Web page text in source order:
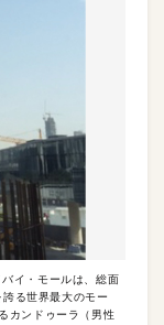
イ・モールは、総面
る世界最大のモー
カンドゥーラ（男性